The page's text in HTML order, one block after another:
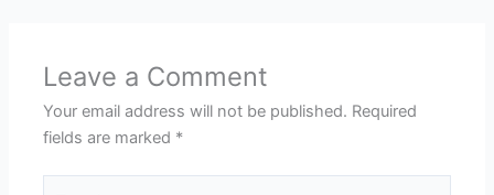
Leave a Comment
Your email address will not be published. Required
fields are marked *